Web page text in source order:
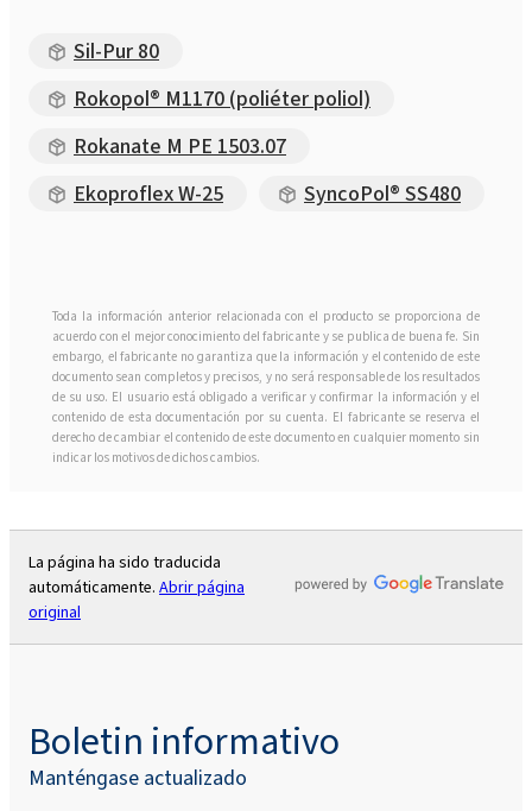
Sil-Pur 80
Rokopol® M1170 (poliéter poliol)
Rokanate M PE 1503.07
Ekoproflex W-25
SyncoPol® SS480
Toda la información anterior relacionada con el producto se proporciona de
acuerdo con el mejor conocimiento del fabricante y se publica de buena fe. Sin
embargo, el fabricante no garantiza que la información y el contenido de este
documento sean completos y precisos, y no será responsable de los resultados
de su uso. El usuario está obligado a verificar y confirmar la información y el
contenido de esta documentación por su cuenta. El fabricante se reserva el
derecho de cambiar el contenido de este documento en cualquier momento sin
indicar los motivos de dichos cambios.
La página ha sido traducida
automáticamente. Abrir página
original
Boletin informativo
Manténgase actualizado